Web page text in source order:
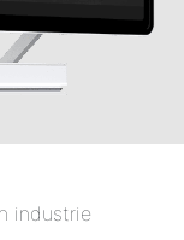
industrie